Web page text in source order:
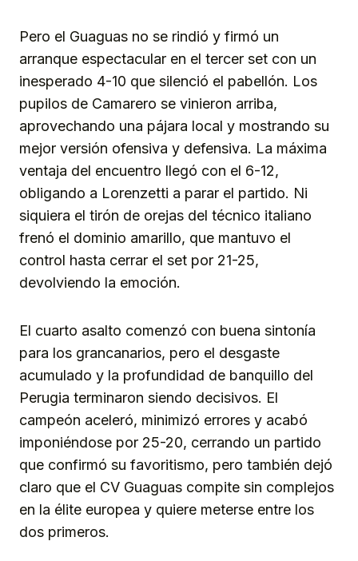
Pero el Guaguas no se rindió y firmó un
arranque espectacular en el tercer set con un
inesperado 4-10 que silenció el pabellón. Los
pupilos de Camarero se vinieron arriba,
aprovechando una pájara local y mostrando su
mejor versión ofensiva y defensiva. La máxima
ventaja del encuentro llegó con el 6-12,
obligando a Lorenzetti a parar el partido. Ni
siquiera el tirón de orejas del técnico italiano
frenó el dominio amarillo, que mantuvo el
control hasta cerrar el set por 21-25,
devolviendo la emoción.
El cuarto asalto comenzó con buena sintonía
para los grancanarios, pero el desgaste
acumulado y la profundidad de banquillo del
Perugia terminaron siendo decisivos. El
campeón aceleró, minimizó errores y acabó
imponiéndose por 25-20, cerrando un partido
que confirmó su favoritismo, pero también dejó
claro que el CV Guaguas compite sin complejos
en la élite europea y quiere meterse entre los
dos primeros.